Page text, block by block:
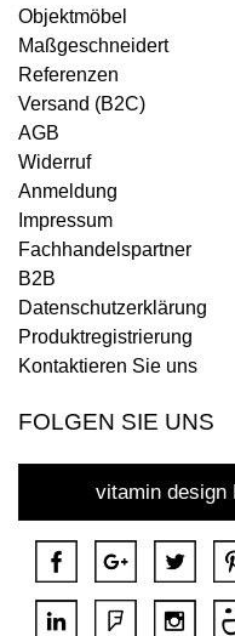
Objektmöbel
Maßgeschneidert
Referenzen
Versand (B2C)
AGB
Widerruf
Anmeldung
Impressum
Fachhandelspartner
B2B
Datenschutzerklärung
Produktregistrierung
Kontaktieren Sie uns
FOLGEN SIE UNS
vitamin design